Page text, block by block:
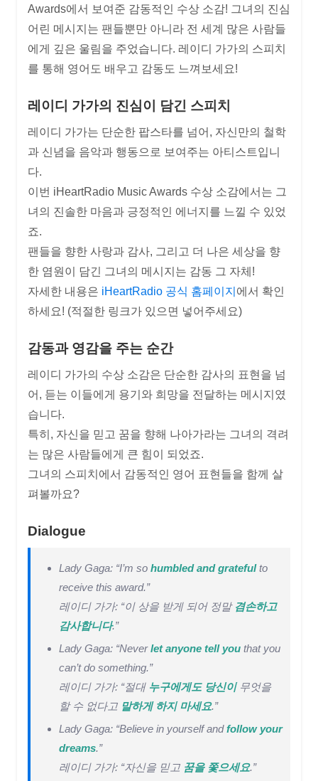
Awards에서 보여준 감동적인 수상 소감! 그녀의 진심
어린 메시지는 팬들뿐만 아니라 전 세계 많은 사람들
에게 깊은 울림을 주었습니다. 레이디 가가의 스피치
를 통해 영어도 배우고 감동도 느껴보세요!
레이디 가가의 진심이 담긴 스피치
레이디 가가는 단순한 팝스타를 넘어, 자신만의 철학
과 신념을 음악과 행동으로 보여주는 아티스트입니
다.
이번 iHeartRadio Music Awards 수상 소감에서는 그
녀의 진솔한 마음과 긍정적인 에너지를 느낄 수 있었
죠.
팬들을 향한 사랑과 감사, 그리고 더 나은 세상을 향
한 염원이 담긴 그녀의 메시지는 감동 그 자체!
자세한 내용은 iHeartRadio 공식 홈페이지 에서 확인
하세요! (적절한 링크가 있으면 넣어주세요)
감동과 영감을 주는 순간
레이디 가가의 수상 소감은 단순한 감사의 표현을 넘
어, 듣는 이들에게 용기와 희망을 전달하는 메시지였
습니다.
특히, 자신을 믿고 꿈을 향해 나아가라는 그녀의 격려
는 많은 사람들에게 큰 힘이 되었죠.
그녀의 스피치에서 감동적인 영어 표현들을 함께 살
펴볼까요?
Dialogue
Lady Gaga: “I’m so humbled and gratefulto
receive this award.”
레이디 가가: “이 상을 받게 되어 정말 겸손하고
감사합니다.”
Lady Gaga: “Neverlet anyone tell you that you
can’t do something.”
레이디 가가: “절대 누구에게도 당신이무엇을
할 수 없다고 말하게 하지 마세요.”
Lady Gaga: “Believe in yourself andfollow your
dreams.”
레이디 가가: “자신을 믿고 꿈을 쫓으세요.”